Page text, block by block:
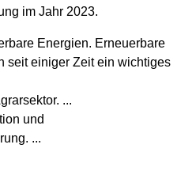
im Jahr 2023.
Energien. Erneuerbare
seit einiger Zeit ein wichtiges
...
und
...